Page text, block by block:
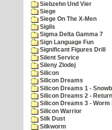
Siebzehn Und Vier
Siege
Siege On The X-Men
Sigils
Sigma Delta Gamma 7
Sign Language Fun
Significant Figures Drill
Silent Service
Sileny Zlodej
Silicon
Silicon Dreams
Silicon Dreams 1 -
Silicon Dreams 2 -
Silicon Dreams 3 - Worm
Silicon Warrior
Silk Dust
Silkworm